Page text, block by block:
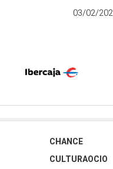
03/02/
CHANCE
CULTURAOCIO